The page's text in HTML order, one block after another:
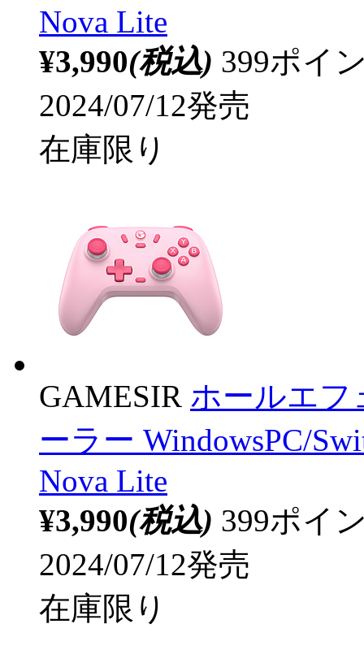
Nova Lite
¥3,990(税込) 399ポイ
2024/07/12発売
在庫限り
GAMESIR ホールエフ
ーラー WindowsPC/
Nova Lite
¥3,990(税込) 399ポイ
2024/07/12発売
在庫限り